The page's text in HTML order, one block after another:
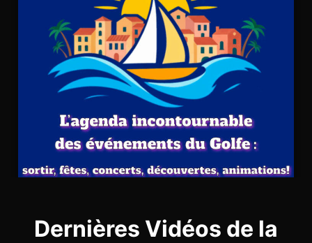
Dernières Vidéos de la